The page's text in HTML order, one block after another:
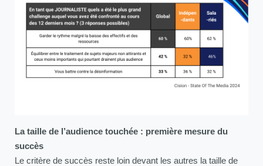
La taille de l’audience touchée : première mesure du
succès
Le critère de succès reste loin devant les autres la taille de